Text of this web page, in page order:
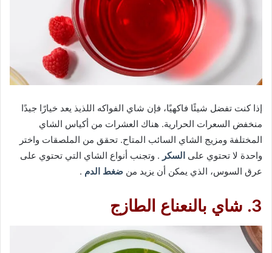
إذا كنت تفضل شيئًا فاكهيًا، فإن شاي الفواكه اللذيذ يعد خيارًا جيدًا
منخفض السعرات الحرارية. هناك العشرات من أكياس الشاي
المختلفة ومزيج الشاي السائب المتاح. تحقق من الملصقات واختر
واحدة لا تحتوي على السكر . وتجنب أنواع الشاي التي تحتوي على
عرق السوس، الذي يمكن أن يزيد من ضغط الدم .
3. شاي بالنعناع الطازج